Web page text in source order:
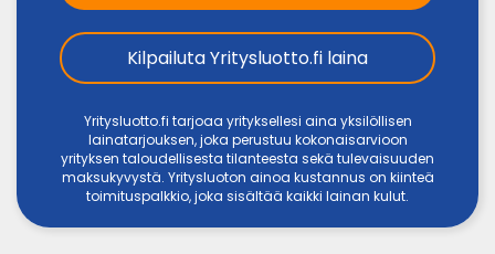
Kilpailuta Yritysluotto.fi laina
Yritysluotto.fi tarjoaa yrityksellesi aina yksilöllisen
lainatarjouksen, joka perustuu kokonaisarvioon
yrityksen taloudellisesta tilanteesta sekä tulevaisuuden
maksukyvystä. Yritysluoton ainoa kustannus on kiinteä
toimituspalkkio, joka sisältää kaikki lainan kulut.